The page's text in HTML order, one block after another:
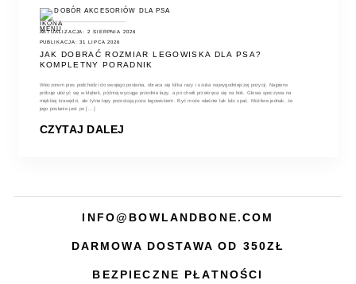
DOBÓR AKCESORIÓW DLA PSA
AKTUALIZACJA: 2 SIERPNIA 2026
PUBLIKACJA: 31 LIPCA 2026
JAK DOBRAĆ ROZMIAR LEGOWISKA DLA PSA?
KOMPLETNY PORADNIK
Wieczorem pies podchodzi do swojego posłania, obraca się kilka razy i szuka najwygodniejszej pozycji. Najpierw
próbuje ułożyć się w kłębek, później wyciąga przednie łapy, a po chwili przekręca się na bok. Głowa spoczywa na
miękkiej krawędzi, ale tylne łapy pozostają poza legowiskiem. Być może właśnie tak lubi spać. Możliwe jednak, że
jego posłanie jest po [...]
CZYTAJ DALEJ
INFO@BOWLANDBONE.COM
DARMOWA DOSTAWA OD 350ZŁ
BEZPIECZNE PŁATNOŚCI